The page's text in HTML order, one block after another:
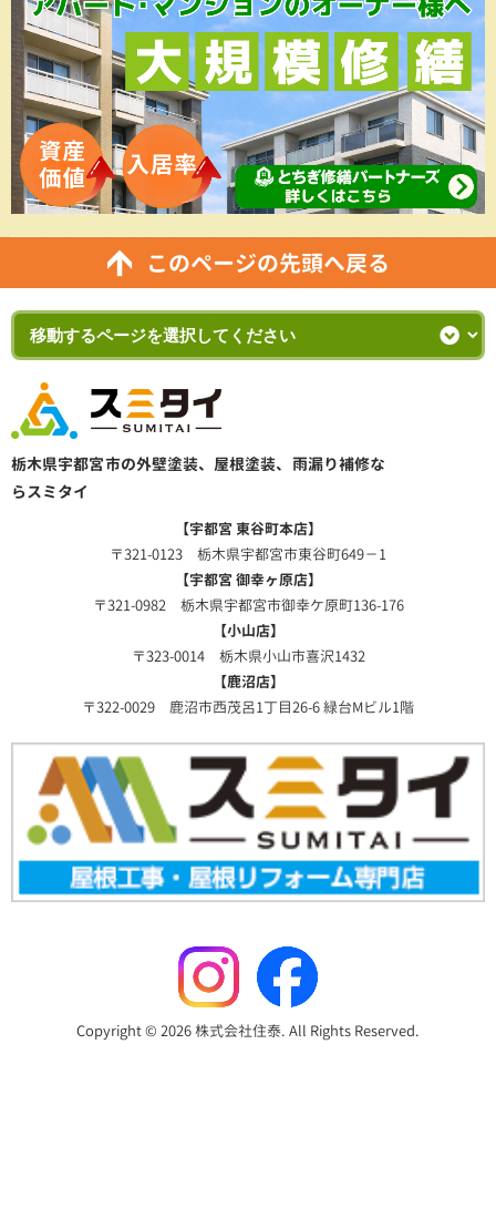
このページの先頭へ戻る
栃木県宇都宮市の外壁塗装、屋根塗装、雨漏り補修な
らスミタイ
【宇都宮 東谷町本店】
〒321-0123 栃木県宇都宮市東谷町649－1
【宇都宮 御幸ヶ原店】
〒321-0982 栃木県宇都宮市御幸ケ原町136-176
【小山店】
〒323-0014 栃木県小山市喜沢1432
【鹿沼店】
〒322-0029 鹿沼市西茂呂1丁目26-6 緑台Mビル1階
Copyright © 2026 株式会社住泰. All Rights Reserved.